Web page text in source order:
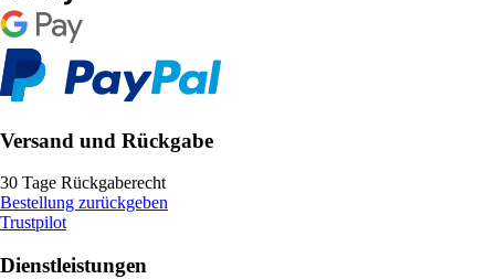
Versand und Rückgabe
30 Tage Rückgaberecht
Bestellung zurückgeben
Trustpilot
Dienstleistungen